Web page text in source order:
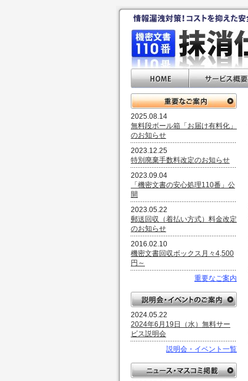
2025.08.14
無料段ボール箱「お届け有料化」
のお知らせ
2023.12.25
特別廃棄手数料改定のお知らせ
2023.09.04
「機密文書の安心処理110番」公
開
2023.05.22
郵送回収（着払い方式）料金改定
のお知らせ
2016.02.10
機密文書回収ボックス月々4,500
円～
重要なご案内
2024.05.22
2024年6月19日（水）無料サー
ビス説明会
説明会・イベント一覧